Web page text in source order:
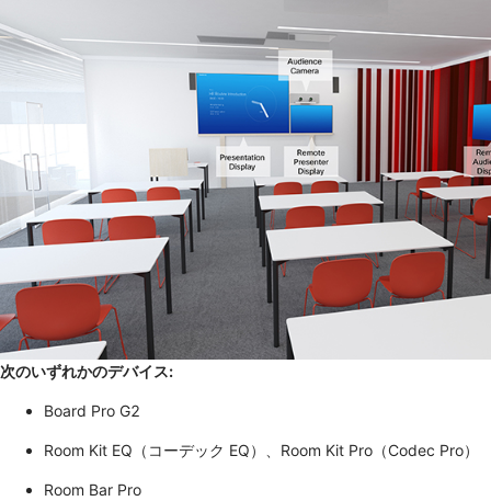
次のいずれかのデバイス:
Board Pro G2
Room Kit EQ（コーデック EQ）、Room Kit Pro（Codec Pro）
Room Bar Pro